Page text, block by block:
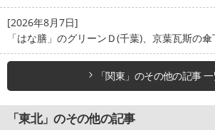
[2026年8月7日]
「はな膳」のグリーンＤ(千葉)、京葉瓦斯の
「関東」のその他の記事
「東北」のその他の記事